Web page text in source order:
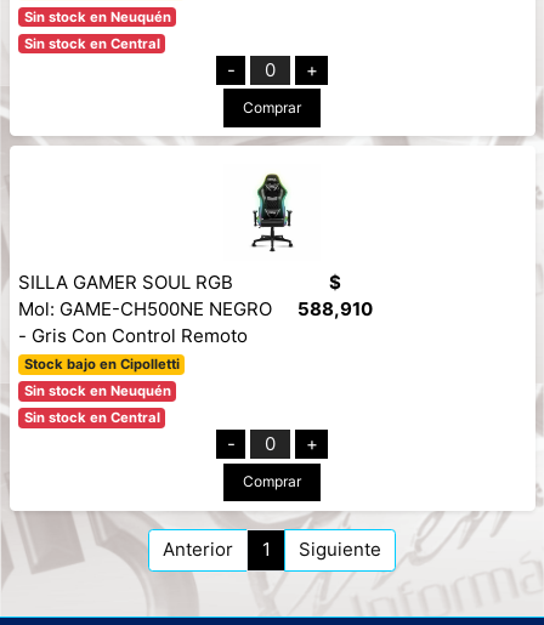
Sin stock en Neuquén
Sin stock en Central
- 0 +
Comprar
SILLA GAMER SOUL RGB
Mol: GAME-CH500NE NEGRO
- Gris Con Control Remoto
Stock bajo en Cipolletti
Sin stock en Neuquén
Sin stock en Central
$
588,910
- 0 +
Comprar
Anterior 1 Siguiente